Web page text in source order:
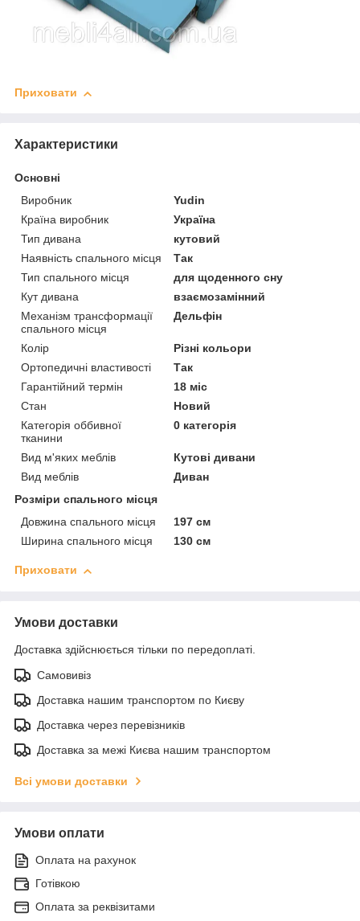
Приховати
Характеристики
Основні
Виробник
Yudin
Країна виробник
Україна
Тип дивана
кутовий
Наявність спального місця
Так
Тип спального місця
для щоденного сну
Кут дивана
взаємозамінний
Механізм трансформації
спального місця
Дельфін
Колір
Різні кольори
Ортопедичні властивості
Так
Гарантійний термін
18 міс
Стан
Новий
Категорія оббивної
тканини
0 категорія
Вид м'яких меблів
Кутові дивани
Вид меблів
Диван
Розміри спального місця
Довжина спального місця
197 см
Ширина спального місця
130 см
Приховати
Умови доставки
Доставка здійснюється тільки по передоплаті.
Самовивіз
Доставка нашим транспортом по Києву
Доставка через перевізників
Доставка за межі Києва нашим транспортом
Всі умови доставки
Умови оплати
Оплата на рахунок
Готівкою
Оплата за реквізитами